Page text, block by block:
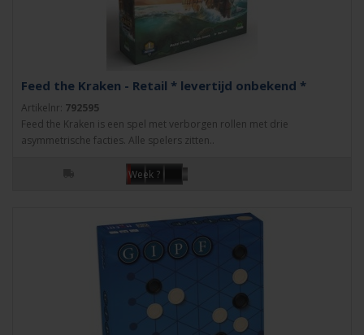
Feed the Kraken - Retail * levertijd onbekend *
Artikelnr: 792595
Feed the Kraken is een spel met verborgen rollen met drie
asymmetrische facties. Alle spelers zitten..
Week ?